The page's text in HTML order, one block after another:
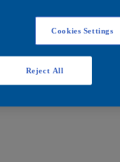
Cookies Settings
Reject All